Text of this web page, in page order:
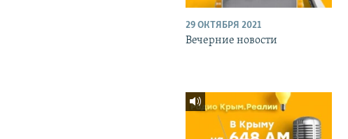
29 ОКТЯБРЯ 2021
Вечерние новости